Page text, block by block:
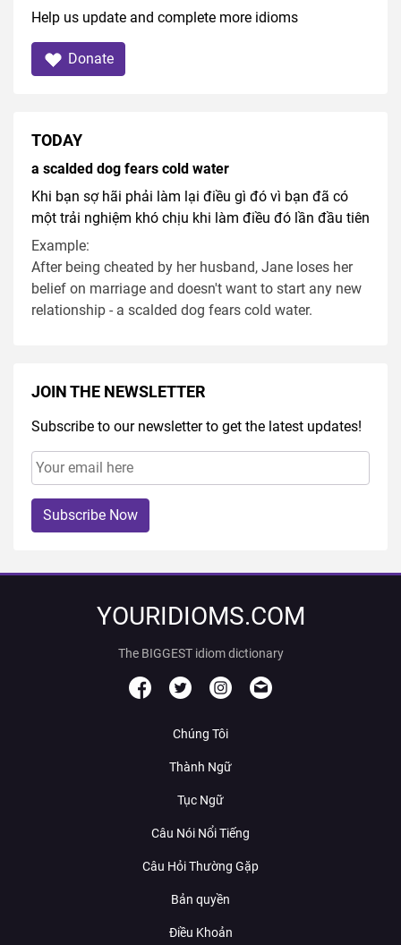
Help us update and complete more idioms
Donate
TODAY
a scalded dog fears cold water
Khi bạn sợ hãi phải làm lại điều gì đó vì bạn đã có
một trải nghiệm khó chịu khi làm điều đó lần đầu tiên
Example:
After being cheated by her husband, Jane loses her
belief on marriage and doesn't want to start any new
relationship - a scalded dog fears cold water.
JOIN THE NEWSLETTER
Subscribe to our newsletter to get the latest updates!
Subscribe Now
YOURIDIOMS.COM
The BIGGEST idiom dictionary
Chúng Tôi
Thành Ngữ
Tục Ngữ
Câu Nói Nổi Tiếng
Câu Hỏi Thường Gặp
Bản quyền
Điều Khoản